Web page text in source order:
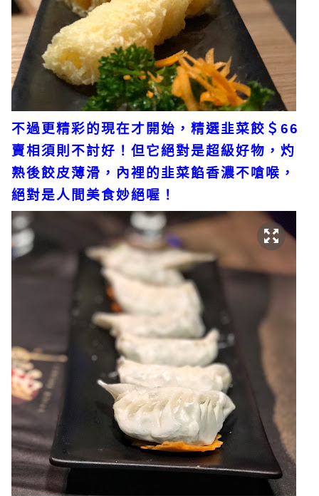
不過更精彩的現在才開始，精選韭菜餃＄66
賣相須則不討好！但它絕對是超級好物，灼
熟後餃皮薄滑，內裡的韭菜餡香濃不嗆喉，
絕對是人間美食妙絕喔！